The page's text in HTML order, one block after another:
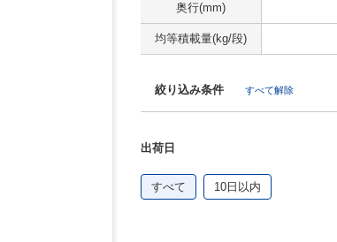
奥行(mm)
均等積載量(kg/段)
絞り込み条件 すべて解除
出荷日
すべて 10日以内